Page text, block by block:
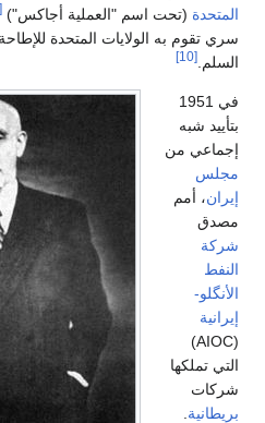
المتحدة (تحت اسم "العملية أجاكس") [5]
سري تقوم به الولايات المتحدة
السلم. [10]
في 1951
بتأييد شبه
إجماعي من
مجلس
إيران، أمم
مصدق
شركة
النفط
الأنگلو-
إيرانية
(AIOC)
التي تملكها
شركات
بريطانية